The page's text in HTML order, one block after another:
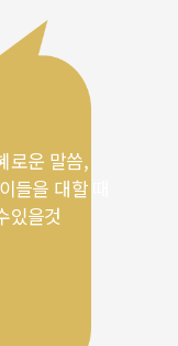
로운 말씀,
들을 대할 때
있을것